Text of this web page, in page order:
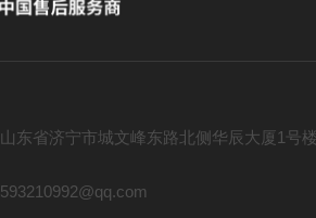
山东省济宁市城文峰东路北侧华辰大厦1号
593210992@qq.com